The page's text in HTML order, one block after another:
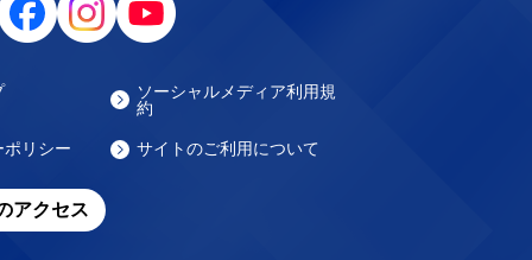
ソーシャルメディア利用規
約
ポリシー サイトのご利用について
アクセス